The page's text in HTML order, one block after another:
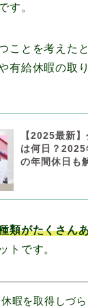
す。
ことを考えた
有給休暇の取
【2025最新
は何日？
の年間休日も
類がたくさん
トです。
暇を取得しづ